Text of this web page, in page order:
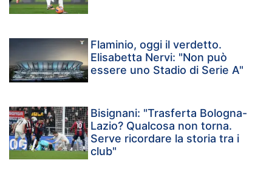
Flaminio, oggi il verdetto.
Elisabetta Nervi: "Non può
essere uno Stadio di Serie A"
Bisignani: "Trasferta Bologna-
Lazio? Qualcosa non torna.
Serve ricordare la storia tra i
club"